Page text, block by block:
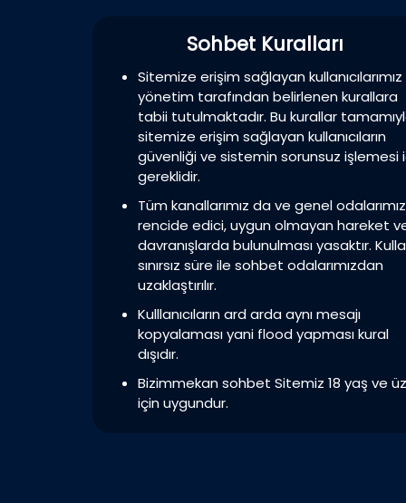
Sohbet Kuralları
Sitemize erişim sağlayan kullanıcılarımız
yönetim tarafından belirlenen kurallara
tabii tutulmaktadır. Bu kurallar
sitemize erişim sağlayan kullanıcıların
güvenliği ve sistemin sorunsuz işlemesi
gereklidir.
Tüm kanallarımız da ve genel
rencide edici, uygun olmayan hareket
davranışlarda bulunulması yasaktır.
sınırsız süre ile sohbet odalarımızdan
uzaklaştırılır.
Kulllanıcıların ard arda aynı mesajı
kopyalaması yani flood yapması kural
dışıdır.
Bizimmekan sohbet Sitemiz 18 yaş ve
için uygundur.